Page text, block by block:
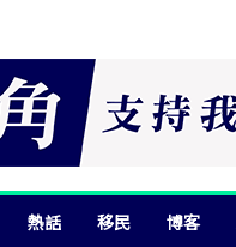
熱話 移民 博客